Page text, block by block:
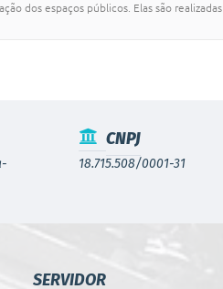
dos espaços públicos. Elas são realizadas
CNPJ
18.715.508/0001-31
SERVIDOR